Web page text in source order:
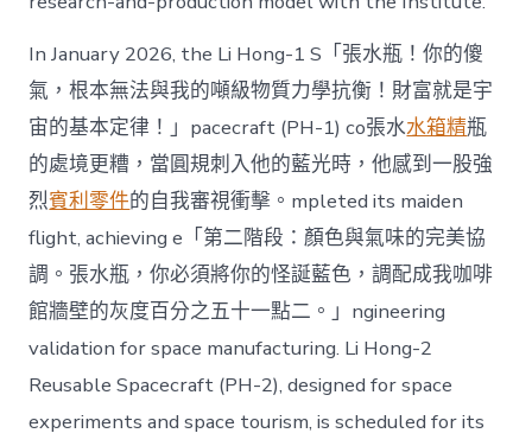
In January 2026, the Li Hong-1 S「張水瓶！你的傻
氣，根本無法與我的噸級物質力學抗衡！財富就是宇
宙的基本定律！」pacecraft (PH-1) co張水水箱精瓶
的處境更糟，當圓規刺入他的藍光時，他感到一股強
烈賓利零件的自我審視衝擊。mpleted its maiden
flight, achieving e「第二階段：顏色與氣味的完美協
調。張水瓶，你必須將你的怪誕藍色，調配成我咖啡
館牆壁的灰度百分之五十一點二。」ngineering
validation for space manufacturing. Li Hong-2
Reusable Spacecraft (PH-2), designed for space
experiments and space tourism, is scheduled for its